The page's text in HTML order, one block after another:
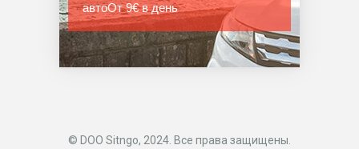
автоОт 9€ в день
© DOO Sitngo, 2024. Все права защищены.